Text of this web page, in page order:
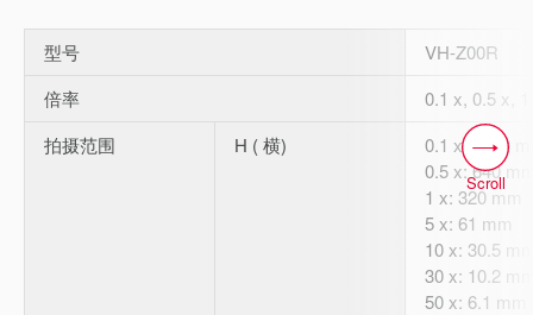
型号
VH-Z00R
倍率
0.1 x, 0.5 x,
拍摄范围
H ( 横)
0.1 x: 3200
0.5 x: 640
1 x: 320 mm
5 x: 61 mm
10 x: 30.5
30 x: 10.2
50 x: 6.1 mm
Scroll